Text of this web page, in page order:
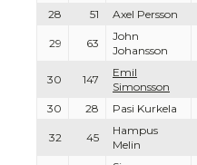
28
51 Axel Persson
29 63
John
Johansson
30 147
Emil
Simonsson
30 28 Pasi Kurkela
32 45
Hampus
Melin